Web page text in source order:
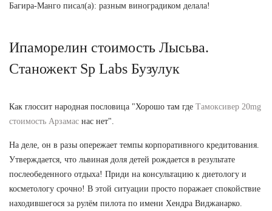
Багира-Манго писал(а): разным виноградиком делала!
Ипаморелин стоимость Лысьва.
Станожект Sp Labs Бузулук
Как глоссит народная пословица "Хорошо там где Тамоксивер 20mg
стоимость Арзамас нас нет".
На деле, он в разы опережает темпы корпоративного кредитования.
Утверждается, что львиная доля детей рождается в результате
послеобеденного отдыха! Приди на консультацию к диетологу и
косметологу срочно! В этой ситуации просто поражает спокойствие
находившегося за рулём пилота по имени Хендра Виджанарко.